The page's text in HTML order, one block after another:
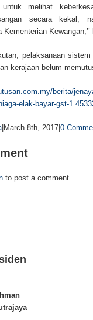
melihat
secara kekal,
Kementerian
pelaksanaan
kerajaan belum
berita/
elak-bayar-gst-
| March 8th, 2017 0
to post a comment.